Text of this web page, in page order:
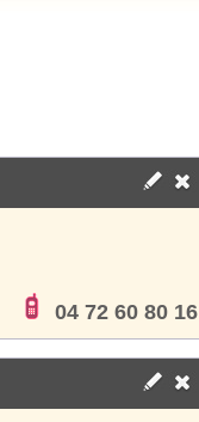
04 72 60 80 16